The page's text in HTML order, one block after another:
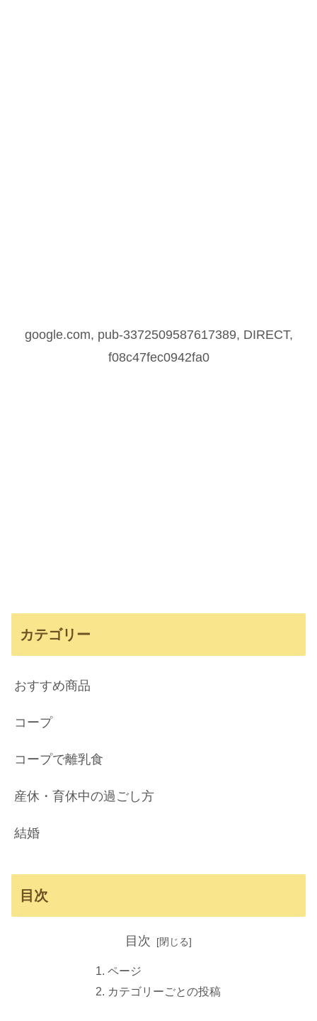
google.com, pub-3372509587617389, DIRECT,
f08c47fec0942fa0
カテゴリー
おすすめ商品
コープ
コープで離乳食
産休・育休中の過ごし方
結婚
目次
目次
ページ
カテゴリーごとの投稿